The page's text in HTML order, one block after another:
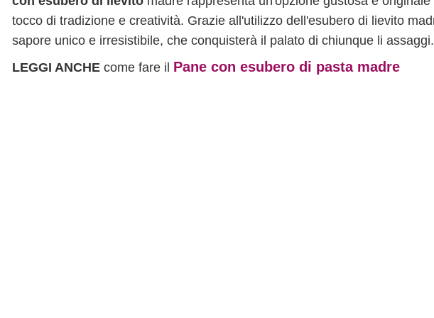
tocco di tradizione e creatività. Grazie all'utilizzo dell'esubero di lievito
sapore unico e irresistibile, che conquisterà il palato di chiunque li
LEGGI ANCHE come fare il Pane con esubero di pasta madre